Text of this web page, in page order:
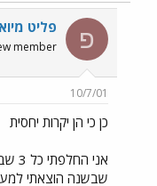
פ פליט
member
10/7/01
כן כי הן יקרות יחסית